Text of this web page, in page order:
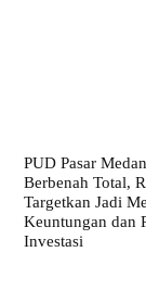
PUD Pasar
Berbenah Total,
Targetkan Jadi
Keuntungan dan
Investasi